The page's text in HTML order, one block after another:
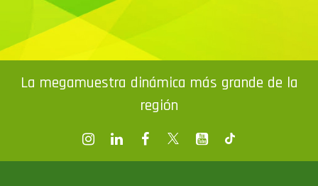
La megamuestra dinámica más grande de la
región